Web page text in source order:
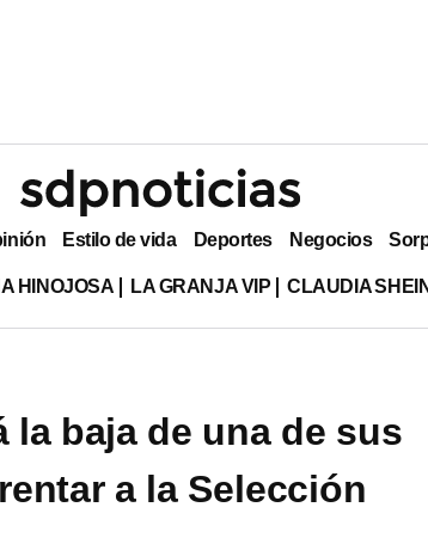
Estilo de vida Deportes Negocios
HINOJOSA LA GRANJA VIP CLAUDIA
la baja de una de sus
a la Selección